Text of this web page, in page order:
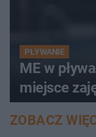
PŁYWANIE
ME w
miejsce
ZOBACZ